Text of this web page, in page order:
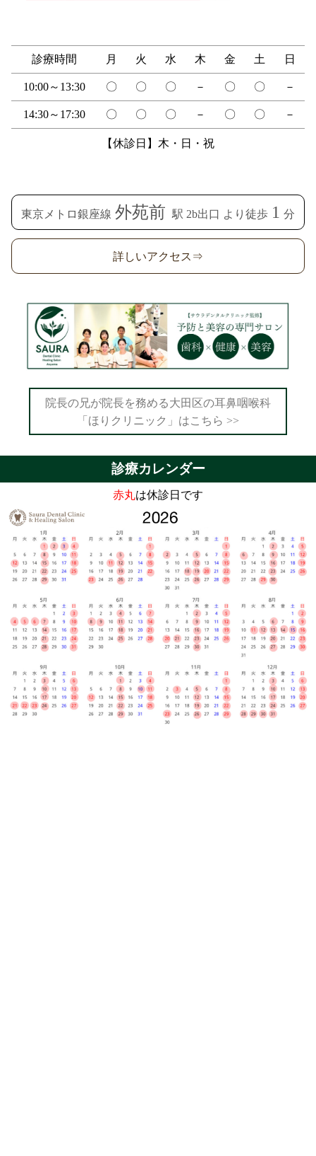
診療時間 月 火 水 木 金 土 日
10:00～13:30 〇 〇 〇 － 〇 〇 －
14:30～17:30 〇 〇 〇 － 〇 〇 －
【休診日】木・日・祝
東京メトロ銀座線 外苑前 駅 2b出口 より徒歩 1 分
詳しいアクセス⇒
院長の兄が院長を務める大田区の耳鼻咽喉科
「ほりクリニック」はこちら >>
診療カレンダー
赤丸は休診日です